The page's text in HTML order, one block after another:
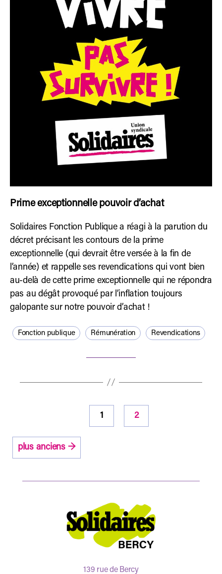
Prime exceptionnelle pouvoir d’achat
Solidaires Fonction Publique a réagi à la parution du
décret précisant les contours de la prime
exceptionnelle (qui devrait être versée à la fin de
l’année) et rappelle ses revendications qui vont bien
au-delà de cette prime exceptionnelle qui ne répondra
pas au dégât provoqué par l’inflation toujours
galopante sur notre pouvoir d’achat !
Fonction publique Rémunération Revendications
publications
1 2
plus anciens →
139 rue de Bercy